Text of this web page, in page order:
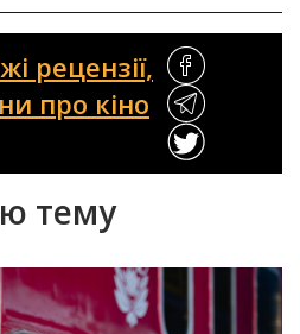
рецензії,
про кіно
тему